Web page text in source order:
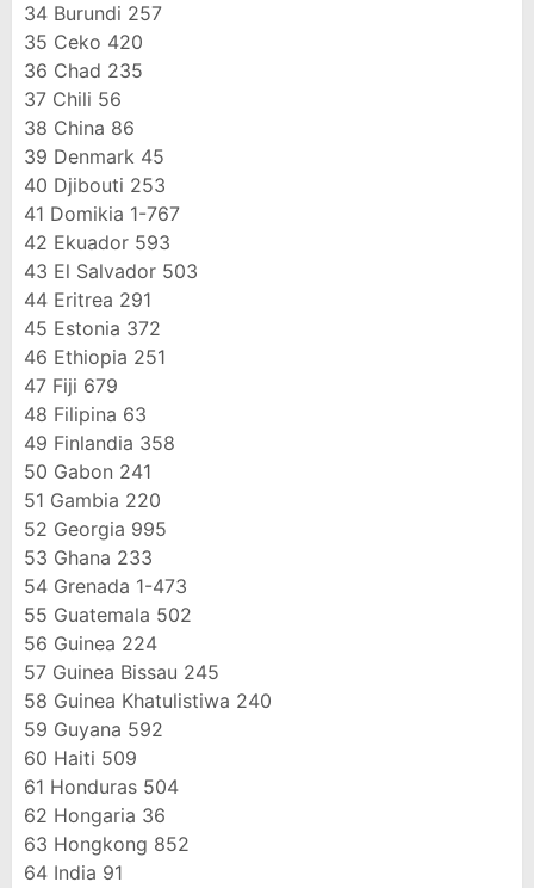
34 Burundi 257
35 Ceko 420
36 Chad 235
37 Chili 56
38 China 86
39 Denmark 45
40 Djibouti 253
41 Domikia 1-767
42 Ekuador 593
43 El Salvador 503
44 Eritrea 291
45 Estonia 372
46 Ethiopia 251
47 Fiji 679
48 Filipina 63
49 Finlandia 358
50 Gabon 241
51 Gambia 220
52 Georgia 995
53 Ghana 233
54 Grenada 1-473
55 Guatemala 502
56 Guinea 224
57 Guinea Bissau 245
58 Guinea Khatulistiwa 240
59 Guyana 592
60 Haiti 509
61 Honduras 504
62 Hongaria 36
63 Hongkong 852
64 India 91